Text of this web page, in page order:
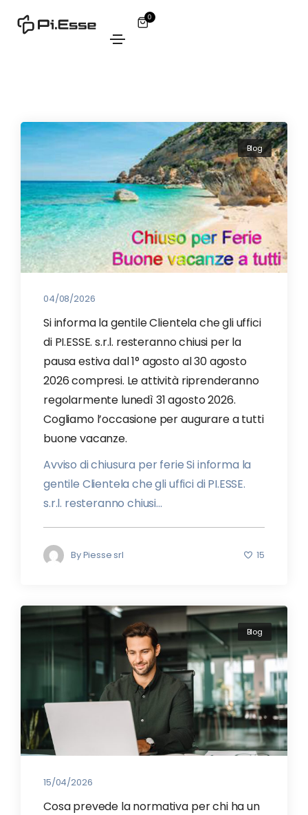
0
Blog
04/08/2026
Si informa la gentile Clientela che gli uffici
di PI.ESSE. s.r.l. resteranno chiusi per la
pausa estiva dal 1° agosto al 30 agosto
2026 compresi. Le attività riprenderanno
regolarmente lunedì 31 agosto 2026.
Cogliamo l’occasione per augurare a tutti
buone vacanze.
Avviso di chiusura per ferie Si informa la
gentile Clientela che gli uffici di PI.ESSE.
s.r.l. resteranno chiusi...
ByPiesse srl 15
Blog
15/04/2026
Cosa prevede la normativa per chi ha un